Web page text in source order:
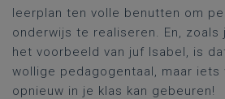
leerplan ten volle benutten om
onderwijs te realiseren. En, zoals
het voorbeeld van juf Isabel, is
wollige pedagogentaal, maar iets
opnieuw in je klas kan gebeuren!